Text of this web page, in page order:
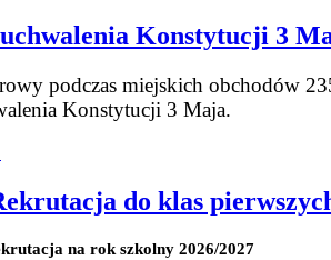
Konstytucji 3
podczas miejskich obchodów
Konstytucji 3 Maja.
do klas
na rok szkolny 2026/2027